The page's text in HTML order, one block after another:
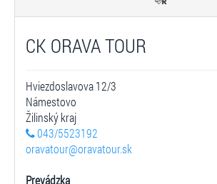
CK ORAVA TOUR
Hviezdoslavova 12/3
Námestovo
Žilinský kraj
043/5523192
oravatour@oravatour.sk
Prevádzka